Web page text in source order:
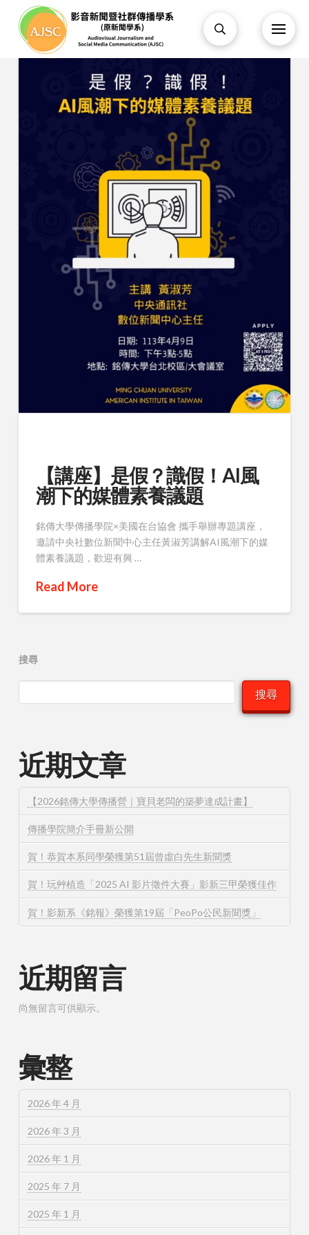
【講座】是假？識假！AI風
潮下的媒體素養議題
銘傳大學傳播學院×美國在台協會 攜手舉辦專題講座，
邀請中央社數位新聞中心主任黃淑芳講解AI風潮下的媒
體素養議題，歡迎有興 …
Read More
搜尋
搜尋
近期文章
【2026銘傳大學傳播營｜寶貝老闆的築夢達成計畫】
傳播學院簡介手冊新公開
賀！恭賀本系同學榮獲第51屆曾虛白先生新聞獎
賀！玩⾋植造「2025 AI 影片徵件⼤賽」影新三甲榮獲佳作
賀！影新系《銘報》榮獲第19屆「PeoPo公民新聞獎」
近期留言
尚無留言可供顯示。
彙整
2026 年 4 月
2026 年 3 月
2026 年 1 月
2025 年 7 月
2025 年 1 月